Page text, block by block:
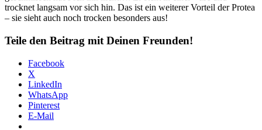
trocknet langsam vor sich hin. Das ist ein weiterer Vorteil der Protea
– sie sieht auch noch trocken besonders aus!
Teile den Beitrag mit Deinen Freunden!
Facebook
X
LinkedIn
WhatsApp
Pinterest
E-Mail